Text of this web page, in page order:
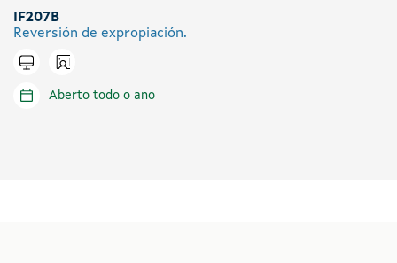
IF207B
Reversión de expropiación.
Tramitar en liña
Icono presencial
Aberto todo o ano